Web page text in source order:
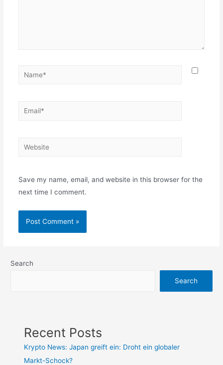
Name*
Email*
Website
Save my name, email, and website in this browser for the
next time I comment.
Search
Search
Recent Posts
Krypto News: Japan greift ein: Droht ein globaler
Markt-Schock?